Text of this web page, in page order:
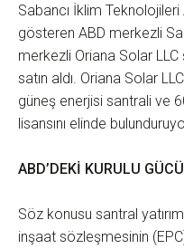
Sabancı İklim Teknolojileri
gösteren ABD merkezli
merkezli Oriana Solar
satın aldı. Oriana Solar
güneş enerjisi santrali ve
lisansını elinde
ABD’DEKİ KURULU
Söz konusu santral
inşaat sözleşmesinin